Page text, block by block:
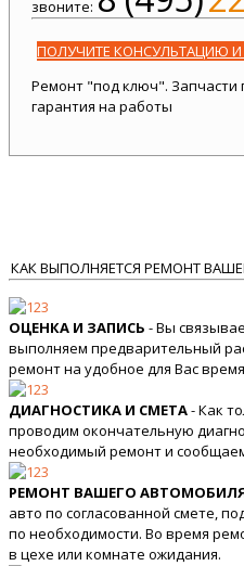
звоните:
ПОЛУЧИТЕ КОНСУЛЬТАЦИЮ И
Ремонт "под ключ". Запчасти
гарантия на работы
КАК ВЫПОЛНЯЕТСЯ РЕМОНТ
ОЦЕНКА И ЗАПИСЬ - Вы
выполняем предварительный
ремонт на удобное для Вас
ДИАГНОСТИКА И СМЕТА- Как
проводим окончательную
необходимый ремонт и
РЕМОНТ ВАШЕГО
авто по согласованной смете,
по необходимости. Во время
в цехе или комнате ожидания.